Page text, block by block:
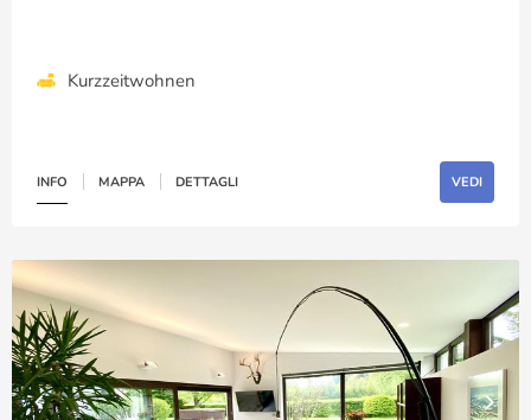
Kurzzeitwohnen
INFO MAPPA DETTAGLI VEDI